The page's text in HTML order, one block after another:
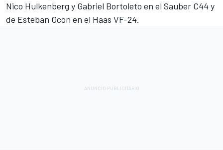
Nico Hulkenberg y Gabriel Bortoleto en el Sauber C44 y
de Esteban Ocon en el Haas VF-24.